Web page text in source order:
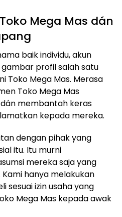
Mega Mas dán
baik individu, akun
profil salah satu
Toko Mega Mas. Merasa
Toko Mega Mas
membantah keras
kepada mereka.
dengan pihak yang
itu. Itu murni
mereka saja yang
hanya melakukan
sesuai izin usaha yang
Mega Mas kepada awak